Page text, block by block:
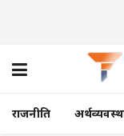
राजनीति